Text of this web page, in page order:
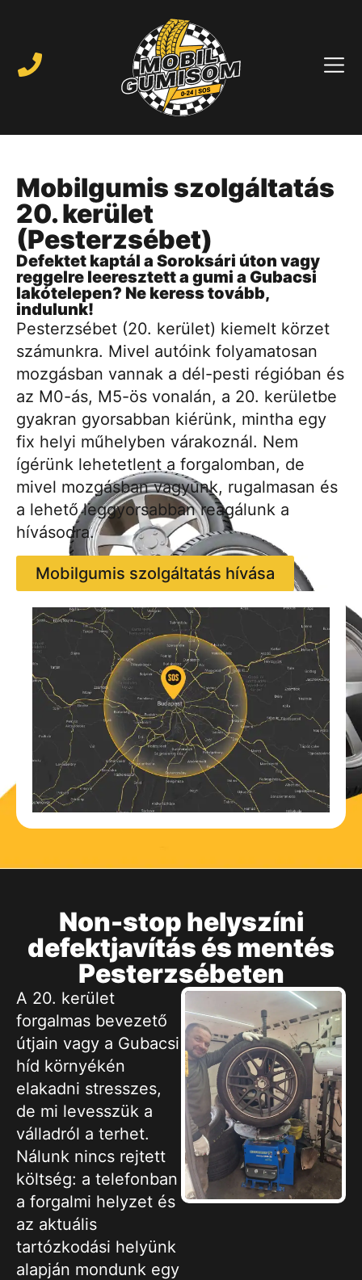
Mobilgumis szolgáltatás
20. kerület
(Pesterzsébet)
Defektet kaptál a Soroksári úton vagy
reggelre leeresztett a gumi a Gubacsi
lakótelepen? Ne keress tovább,
indulunk!
Pesterzsébet (20. kerület) kiemelt körzet
számunkra. Mivel autóink folyamatosan
mozgásban vannak a dél-pesti régióban és
az M0-ás, M5-ös vonalán, a 20. kerületbe
gyakran gyorsabban kiérünk, mintha egy
fix helyi műhelyben várakoznál. Nem
ígérünk lehetetlent a forgalomban, de
mivel mozgásban vagyunk, rugalmasan és
a lehető leggyorsabban reagálunk a
hívásodra.
Mobilgumis szolgáltatás hívása
Non-stop helyszíni
defektjavítás és mentés
Pesterzsébeten
A 20. kerület
forgalmas bevezető
útjain vagy a Gubacsi
híd környékén
elakadni stresszes,
de mi levesszük a
válladról a terhet.
Nálunk nincs rejtett
költség: a telefonban
a forgalmi helyzet és
az aktuális
tartózkodási helyünk
alapján mondunk egy